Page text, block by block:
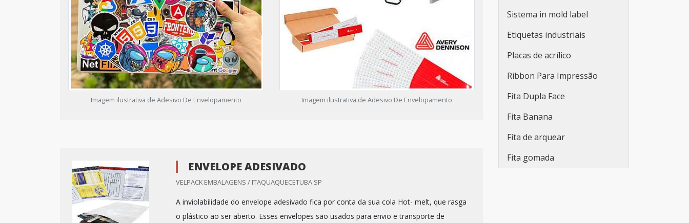
Imagem ilustrativa de Adesivo De Envelopamento Imagem ilustrativa de Adesivo De Envelopamento
ENVELOPE ADESIVADO
VELPACK EMBALAGENS / ITAQUAQUECETUBA SP
A inviolabilidade do envelope adesivado fica por conta da sua cola Hot- melt, que rasga
o plástico ao ser aberto. Esses envelopes são usados para envio e transporte de
adesivas promocionais
Etiqueta adesiva redonda
personalizado
Etiqueta adesiva branca
Etiqueta adesiva branca a4
Lacre de segurança adesivo
Sistema in mold label
Etiquetas industriais
Placas de acrílico
Ribbon Para Impressão
Fita Dupla Face
Fita Banana
Fita de arquear
Fita gomada